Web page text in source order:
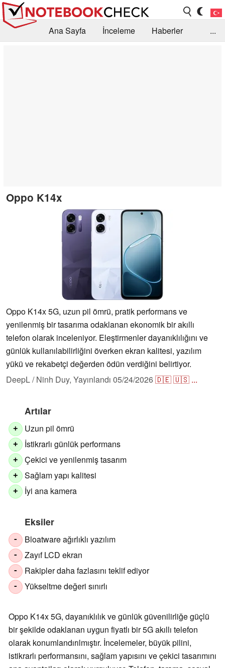
Ana Sayfa İnceleme
Haberler
...
Oppo K14x
Oppo K14x 5G, uzun pil ömrü, pratik performans ve
yenilenmiş bir tasarıma odaklanan ekonomik bir akıllı
telefon olarak inceleniyor. Eleştirmenler dayanıklılığını ve
günlük kullanılabilirliğini överken ekran kalitesi, yazılım
yükü ve rekabetçi değerden ödün verdiğini belirtiyor.
DeepL / Ninh Duy, Yayınlandı 05/24/2026🇩🇪🇺🇸 ...
Artılar
+ Uzun pil ömrü
+ İstikrarlı günlük performans
+ Çekici ve yenilenmiş tasarım
+ Sağlam yapı kalitesi
+ İyi ana kamera
Eksiler
- Bloatware ağırlıklı yazılım
- Zayıf LCD ekran
- Rakipler daha fazlasını teklif ediyor
- Yükseltme değeri sınırlı
Oppo K14x 5G, dayanıklılık ve günlük güvenilirliğe güçlü
bir şekilde odaklanan uygun fiyatlı bir 5G akıllı telefon
olarak konumlandırılmıştır. İncelemeler, büyük pilini,
istikrarlı performansını, sağlam yapısını ve çekici tasarımını